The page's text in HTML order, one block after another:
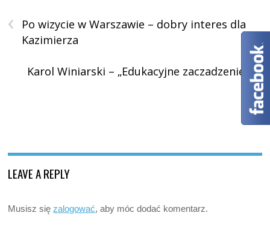
‹
Po wizycie w Warszawie – dobry interes dla
Kazimierza
›
Karol Winiarski – „Edukacyjne zaczadzenie”
LEAVE A REPLY
Musisz sięzalogować, aby móc dodać komentarz.